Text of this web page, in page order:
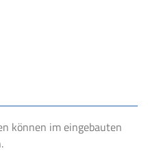
können im eingebauten